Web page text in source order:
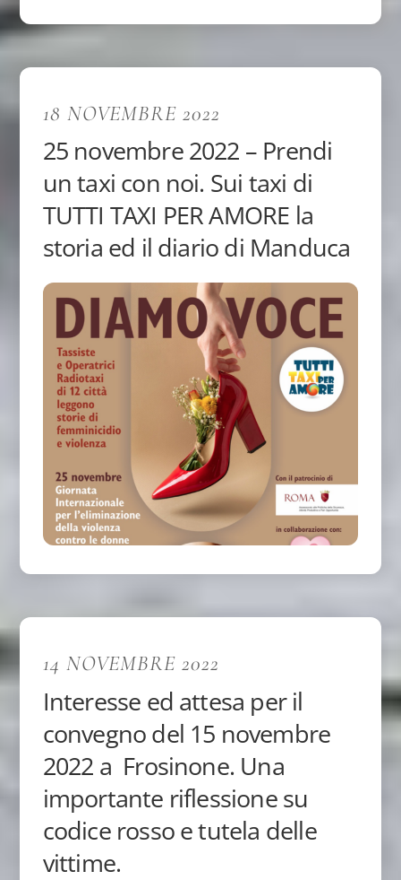
18 NOVEMBRE 2022
25 novembre 2022 – Prendi
un taxi con noi. Sui taxi di
TUTTI TAXI PER AMORE la
storia ed il diario di Manduca
14 NOVEMBRE 2022
Interesse ed attesa per il
convegno del 15 novembre
2022 a Frosinone. Una
importante riflessione su
codice rosso e tutela delle
vittime.